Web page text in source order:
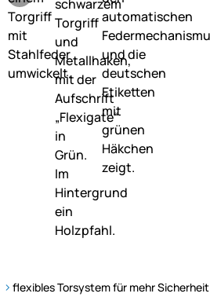
flexibles Torsystem für mehr Sicherheit